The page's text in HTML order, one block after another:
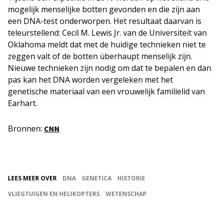
mogelijk menselijke botten gevonden en die zijn aan
een DNA-test onderworpen. Het resultaat daarvan is
teleurstellend: Cecil M. Lewis Jr. van de Universiteit van
Oklahoma meldt dat met de huidige technieken niet te
zeggen valt of de botten überhaupt menselijk zijn.
Nieuwe technieken zijn nodig om dat te bepalen en dan
pas kan het DNA worden vergeleken met het
genetische materiaal van een vrouwelijk familielid van
Earhart.
Bronnen: CNN
LEES MEER OVER DNA GENETICA
HISTORIE
VLIEGTUIGEN EN HELIKOPTERS
WETENSCHAP